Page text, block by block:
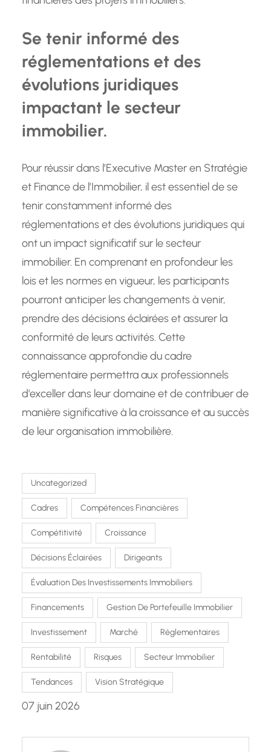
Se tenir informé des
réglementations et des
évolutions juridiques
impactant le secteur
immobilier.
Pour réussir dans l’Executive Master en Stratégie
et Finance de l’Immobilier, il est essentiel de se
tenir constamment informé des
réglementations et des évolutions juridiques qui
ont un impact significatif sur le secteur
immobilier. En comprenant en profondeur les
lois et les normes en vigueur, les participants
pourront anticiper les changements à venir,
prendre des décisions éclairées et assurer la
conformité de leurs activités. Cette
connaissance approfondie du cadre
réglementaire permettra aux professionnels
d’exceller dans leur domaine et de contribuer de
manière significative à la croissance et au succès
de leur organisation immobilière.
Uncategorized
Cadres Compétences Financières
Compétitivité Croissance
Décisions Éclairées Dirigeants
Évaluation Des Investissements Immobiliers
Financements Gestion De Portefeuille Immobilier
Investissement Marché Réglementaires
Rentabilité Risques Secteur Immobilier
Tendances Vision Stratégique
07 juin 2026